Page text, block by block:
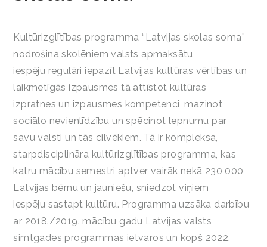
Kultūrizglītības programma “Latvijas skolas soma”
nodrošina skolēniem valsts apmaksātu
iespēju regulāri iepazīt Latvijas kultūras vērtības un
laikmetīgās izpausmes tā attīstot kultūras
izpratnes un izpausmes kompetenci, mazinot
sociālo nevienlīdzību un spēcinot lepnumu par
savu valsti un tās cilvēkiem. Tā ir kompleksa,
starpdisciplināra kultūrizglītības programma, kas
katru mācību semestri aptver vairāk nekā 230 000
Latvijas bērnu un jauniešu, sniedzot viņiem
iespēju sastapt kultūru. Programma uzsāka darbību
ar 2018./2019. mācību gadu Latvijas valsts
simtgades programmas ietvaros un kopš 2022.